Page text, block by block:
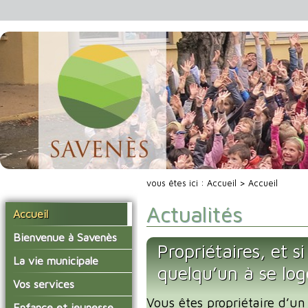
Accueil
Bienvenue à Savenès
Situer Savenès
Savenès en chiffre
L'histoire du village
La vie municipale
Vos élus
Les compte-rendus du
Vos services
La mairie
vous êtes ici : Accueil > Accueil
Actualités
Propriétaires, et
quelqu’un à se
Vous êtes propriétaire